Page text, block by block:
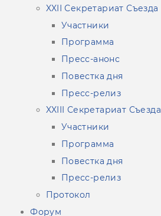
XXIІ Секретариат Съезда
Участники
Программа
Пресс-анонс
Повестка дня
Пресс-релиз
XXIII Секретариат Съезда
Участники
Программа
Повестка дня
Пресс-релиз
Протокол
Форум